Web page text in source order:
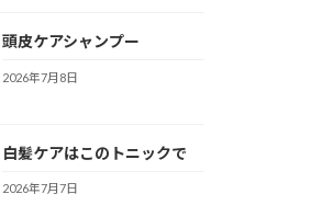
頭皮ケアシャンプー
2026年7月8日
白髪ケアはこのトニックで
2026年7月7日